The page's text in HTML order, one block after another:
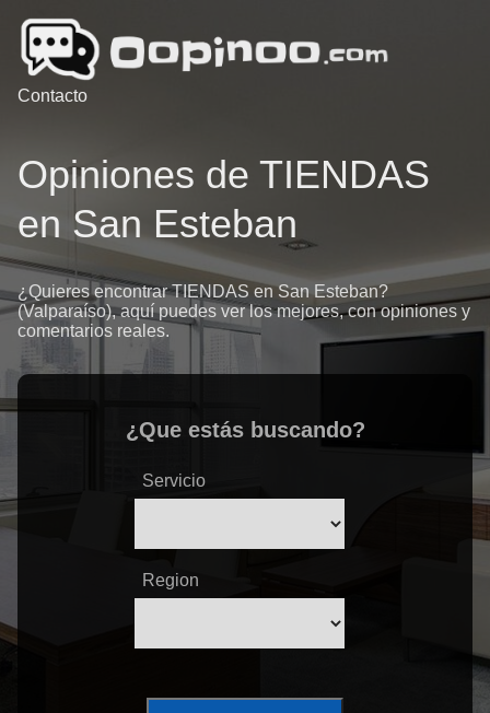
Contacto
Opiniones de TIENDAS
en San Esteban
¿Quieres encontrar TIENDAS en San Esteban?
(Valparaíso), aquí puedes ver los mejores, con opiniones y
comentarios reales.
¿Que estás buscando?
Servicio
Region